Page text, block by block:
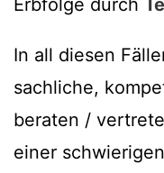
Erbfolge durch
In all diesen
sachliche,
beraten /
einer